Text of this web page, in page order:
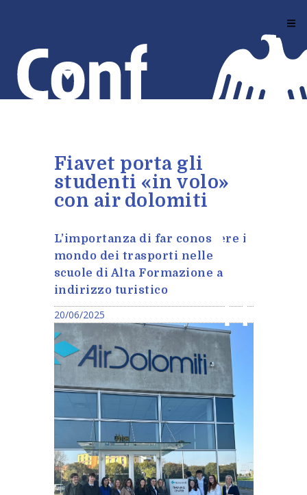
principale
Fiavet porta gli
studenti «in volo»
con air dolomiti
L’importanza di far conoscere il
mondo dei trasporti nelle
scuole di Alta Formazione a
indirizzo turistico
20/06/2025